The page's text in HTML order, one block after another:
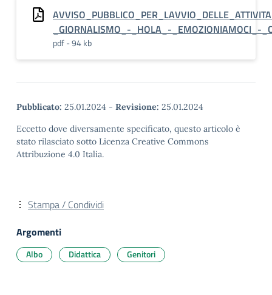
_GIORNALISMO_-_HOLA_-_EMOZIONIAMOCI_-
pdf - 94 kb
Pubblicato: 25.01.2024 - Revisione: 25.01.2024
Eccetto dove diversamente specificato, questo articolo è
stato rilasciato sotto Licenza Creative Commons
Attribuzione 4.0 Italia.
Stampa / Condividi
Argomenti
Albo Didattica Genitori